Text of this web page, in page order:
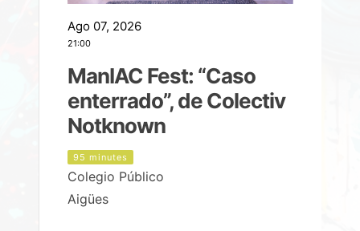
Ago 07, 2026
21:00
ManIAC Fest: “Caso
enterrado”, de Colectiv
Notknown
95 minutes
Colegio Público
Aigües